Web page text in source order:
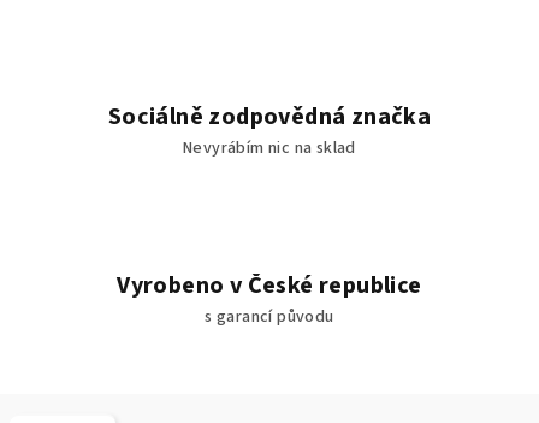
Sociálně zodpovědná značka
Nevyrábím nic na sklad
Vyrobeno v České republice
s garancí původu